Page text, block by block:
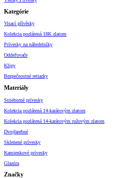
Kategórie
Visací přívěsky
Kolekcia pozlátená 18K zlatom
Prívesky na náhrdelníky
Oddeľovače
Klipy
Bezpečnostné retiazky
Materiály
Strieborné prívesky
Kolekcia pozlátená 14-karátovým zlatom
Kolekcia pozlátená 14-karátovým ružovým zlatom
Dvojfarebné
Sklenené prívesky
Kamienkové prívesky
Glazúra
Značky